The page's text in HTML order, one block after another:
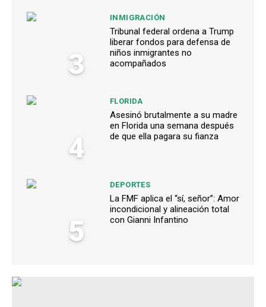
3
INMIGRACIÓN
Tribunal federal ordena a Trump
liberar fondos para defensa de
niños inmigrantes no
acompañados
4
FLORIDA
Asesinó brutalmente a su madre
en Florida una semana después
de que ella pagara su fianza
5
DEPORTES
La FMF aplica el “sí, señor”: Amor
incondicional y alineación total
con Gianni Infantino